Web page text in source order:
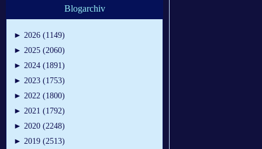
Blogarchiv
► 2026 (1149)
► 2025 (2060)
► 2024 (1891)
► 2023 (1753)
► 2022 (1800)
► 2021 (1792)
► 2020 (2248)
► 2019 (2513)